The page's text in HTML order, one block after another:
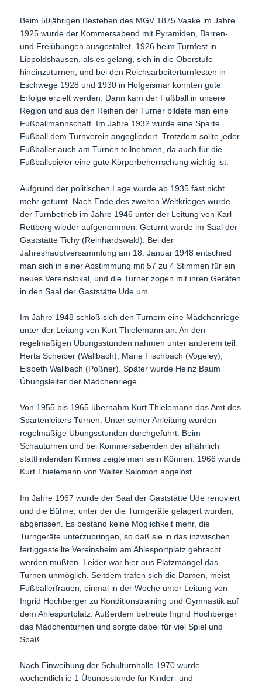
Beim 50jährigen Bestehen des MGV 1875 Vaake im Jahre
1925 wurde der Kommersabend mit Pyramiden, Barren-
und Freiübungen ausgestaltet. 1926 beim Turnfest in
Lippoldshausen, als es gelang, sich in die Oberstufe
hineinzuturnen, und bei den Reichsarbeiterturnfesten in
Eschwege 1928 und 1930 in Hofgeismar konnten gute
Erfolge erzielt werden. Dann kam der Fußball in unsere
Region und aus den Reihen der Turner bildete man eine
Fußballmannschaft. Im Jahre 1932 wurde eine Sparte
Fußball dem Turnverein angegliedert. Trotzdem sollte jeder
Fußballer auch am Turnen teilnehmen, da auch für die
Fußballspieler eine gute Körperbeherrschung wichtig ist.
Aufgrund der politischen Lage wurde ab 1935 fast nicht
mehr geturnt. Nach Ende des zweiten Weltkrieges wurde
der Turnbetrieb im Jahre 1946 unter der Leitung von Karl
Rettberg wieder aufgenommen. Geturnt wurde im Saal der
Gaststätte Tichy (Reinhardswald). Bei der
Jahreshauptversammlung am 18. Januar 1948 entschied
man sich in einer Abstimmung mit 57 zu 4 Stimmen für ein
neues Vereinslokal, und die Turner zogen mit ihren Geräten
in den Saal der Gaststätte Ude um.
Im Jahre 1948 schloß sich den Turnern eine Mädchenriege
unter der Leitung von Kurt Thielemann an. An den
regelmäßigen Übungsstunden nahmen unter anderem teil:
Herta Scheiber (Wallbach), Marie Fischbach (Vogeley),
Elsbeth Wallbach (Poßner). Später wurde Heinz Baum
Übungsleiter der Mädchenriege.
Von 1955 bis 1965 übernahm Kurt Thielemann das Amt des
Spartenleiters Turnen. Unter seiner Anleitung wurden
regelmäßige Übungsstunden durchgeführt. Beim
Schauturnen und bei Kommersabenden der alljährlich
stattfindenden Kirmes zeigte man sein Können. 1966 wurde
Kurt Thielemann von Walter Salomon abgelöst.
Im Jahre 1967 wurde der Saal der Gaststätte Ude renoviert
und die Bühne, unter der die Turngeräte gelagert wurden,
abgerissen. Es bestand keine Möglichkeit mehr, die
Turngeräte unterzubringen, so daß sie in das inzwischen
fertiggestellte Vereinsheim am Ahlesportplatz gebracht
werden mußten. Leider war hier aus Platzmangel das
Turnen unmöglich. Seitdem trafen sich die Damen, meist
Fußballerfrauen, einmal in der Woche unter Leitung von
Ingrid Hochberger zu Konditionstraining und Gymnastik auf
dem Ahlesportplatz. Außerdem betreute Ingrid Hochberger
das Mädchenturnen und sorgte dabei für viel Spiel und
Spaß.
Nach Einweihung der Schulturnhalle 1970 wurde
wöchentlich je 1 Übungsstunde für Kinder- und